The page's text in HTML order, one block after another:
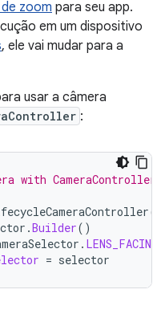
zoom para seu app.
em um dispositivo
, ele vai mudar para a
usar a câmera
:
with CameraController
(
.Builder()
.
= selector